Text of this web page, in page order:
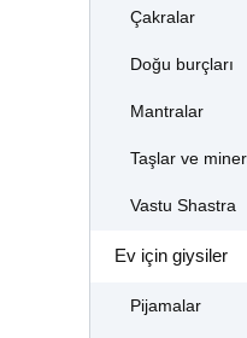
Çakralar
Doğu burçları
Mantralar
Taşlar ve
Vastu Shastra
Ev için giysiler
Pijamalar